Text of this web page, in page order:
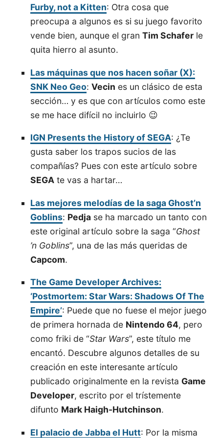
Furby, not a Kitten: Otra cosa que
preocupa a algunos es si su juego favorito
vende bien, aunque el granTim Schafer le
quita hierro al asunto.
Las máquinas que nos hacen soñar (X):
SNK Neo Geo:Vecin es un clásico de esta
sección… y es que con artículos como este
se me hace difícil no incluirlo 😉
IGN Presents the History of SEGA: ¿Te
gusta saber los trapos sucios de las
compañías? Pues con este artículo sobre
SEGA te vas a hartar…
Las mejores melodías de la saga Ghost’n
Goblins: Pedja se ha marcado un tanto con
este original artículo sobre la saga “Ghost
’n Goblins”, una de las más queridas de
Capcom.
The Game Developer Archives:
‘Postmortem: Star Wars: Shadows Of The
Empire’: Puede que no fuese el mejor juego
de primera hornada de Nintendo 64, pero
como friki de “Star Wars”, este título me
encantó. Descubre algunos detalles de su
creación en este interesante artículo
publicado originalmente en la revista Game
Developer, escrito por el trístemente
difunto Mark Haigh-Hutchinson.
El palacio de Jabba el Hutt: Por la misma